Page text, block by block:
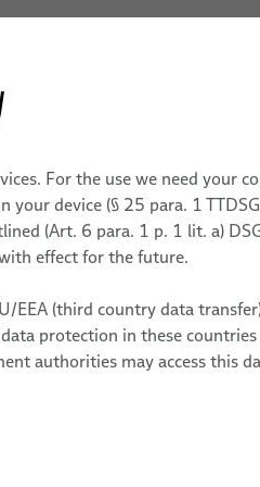
Готовые
For the use we need your
device (§ 25 para. 1
(Art. 6 para. 1 p. 1 lit. a)
effect for the future.
(third country data
protection in these
authorities may access this